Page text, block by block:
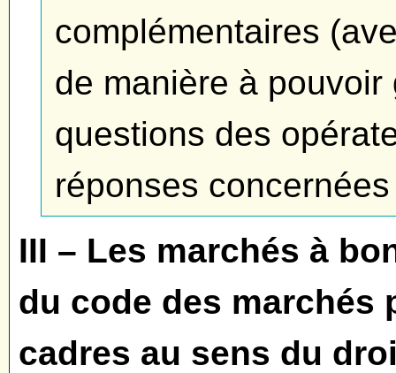
complémentaires
de manière à
questions des
réponses
III – Les marchés à
du code des marchés
cadres au sens du